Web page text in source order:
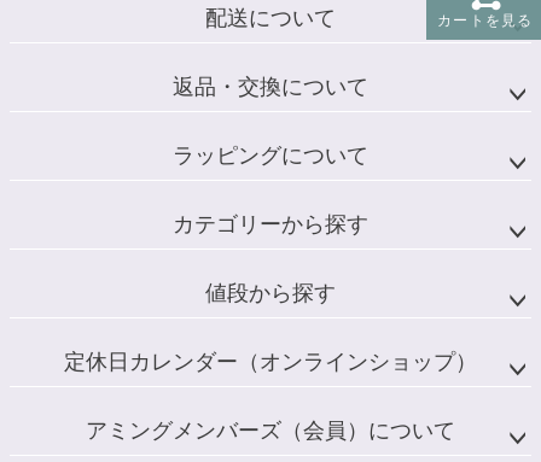
カートを見る
配送について
返品・交換について
ラッピングについて
カテゴリーから探す
値段から探す
定休日カレンダー（オンラインショップ）
アミングメンバーズ（会員）について